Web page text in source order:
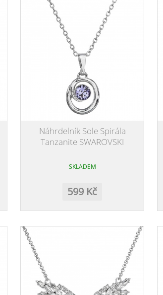
Náhrdelník Sole Spirála
Tanzanite SWAROVSKI
SKLADEM
599 Kč